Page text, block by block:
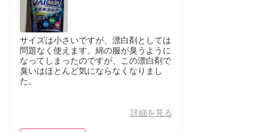
サイズは小さいですが、漂白剤としては
問題なく使えます。綿の服が臭うように
なってしまったのですが、この漂白剤で
臭いはほとんど気にならなくなりまし
た。
詳細を見る